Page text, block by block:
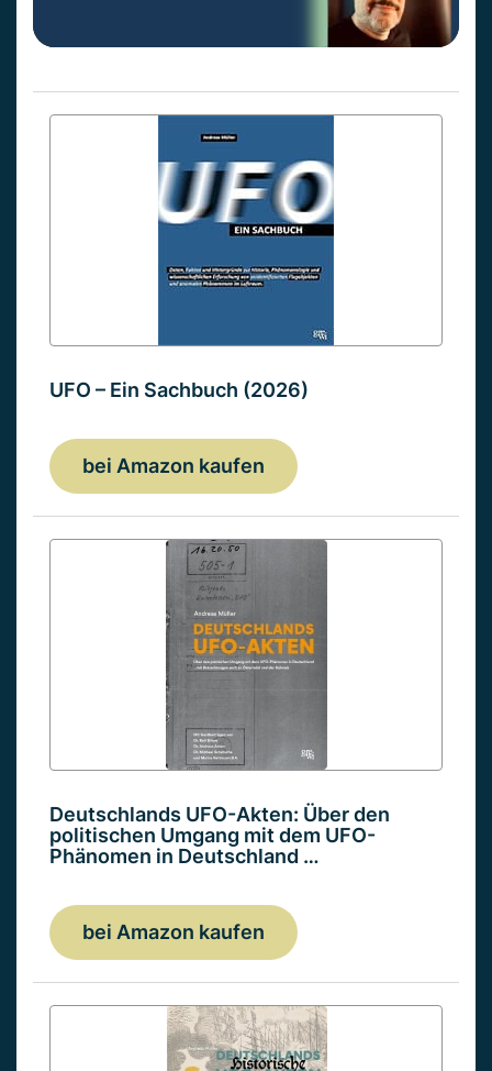
UFO – Ein Sachbuch (2026)
bei Amazon kaufen
Deutschlands UFO-Akten: Über den
politischen Umgang mit dem UFO-
Phänomen in Deutschland …
bei Amazon kaufen